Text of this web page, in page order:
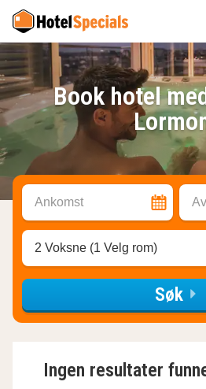
Book hotel
Ankomst
2 Voksne (1 Velg rom)
Søk
Ingen resultater